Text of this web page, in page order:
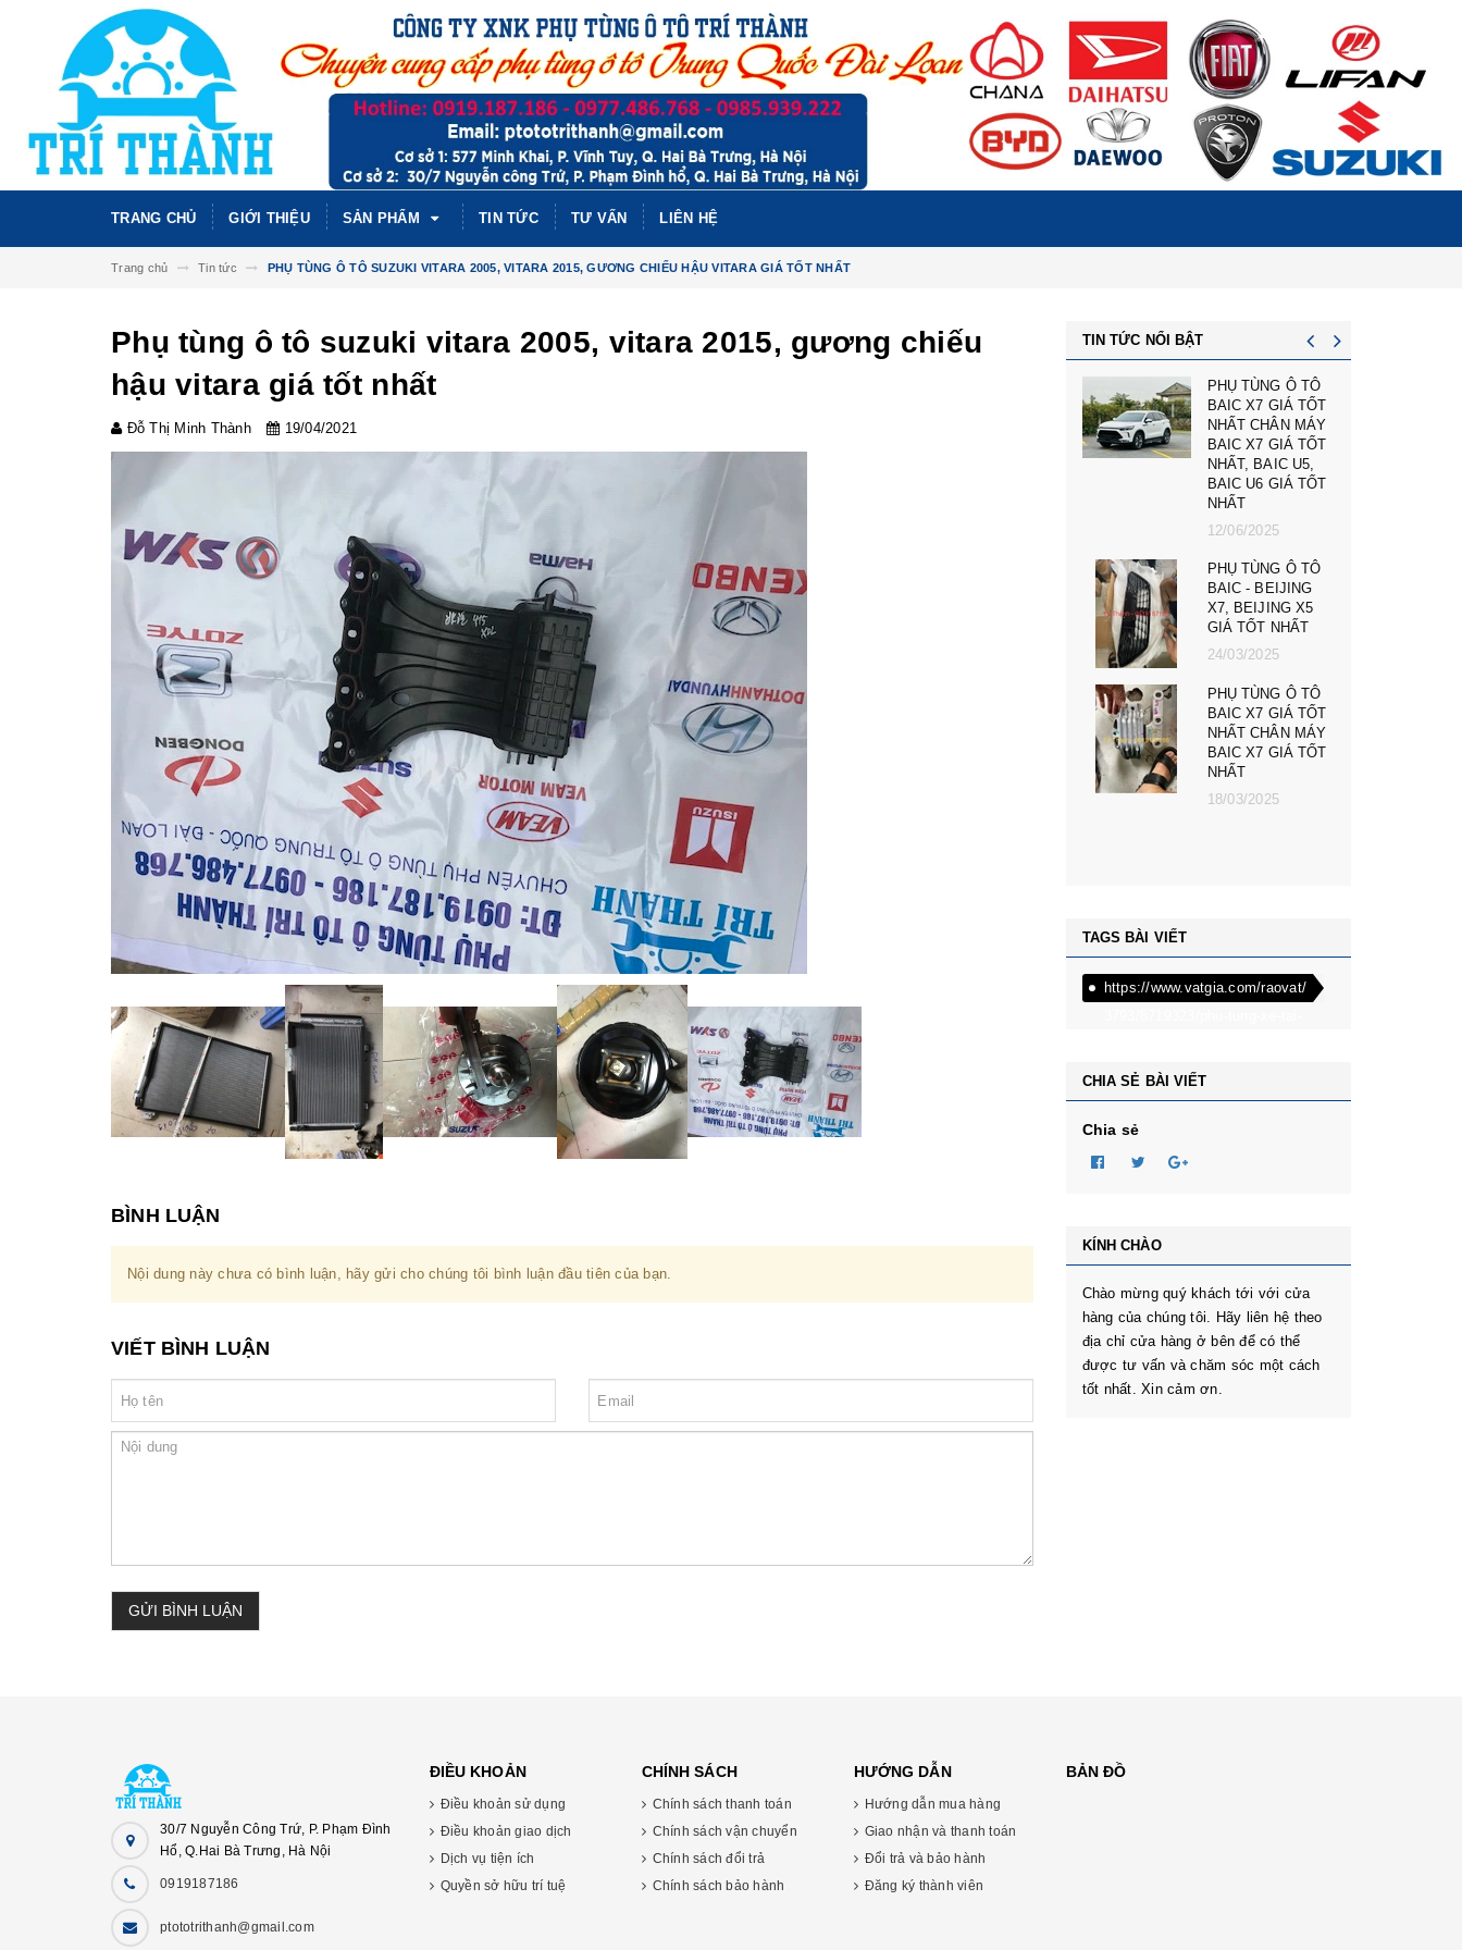
TRANG CHỦ GIỚI THIỆU SẢN PHẨM TIN TỨC TƯ VẤN LIÊN HỆ
Trang chủ Tin tức PHỤ TÙNG Ô TÔ SUZUKI VITARA 2005, VITARA 2015, GƯƠNG CHIẾU HẬU VITARA GIÁ TỐT NHẤT
Phụ tùng ô tô suzuki vitara 2005, vitara 2015, gương chiếu
hậu vitara giá tốt nhất
Đỗ Thị Minh Thành 19/04/2021
BÌNH LUẬN
Nội dung này chưa có bình luận, hãy gửi cho chúng tôi bình luận đầu tiên của bạn.
VIẾT BÌNH LUẬN
GỬI BÌNH LUẬN
TIN TỨC NỔI BẬT
PHỤ TÙNG Ô TÔ
BAIC X7 GIÁ TỐT
NHẤT CHÂN MÁY
BAIC X7 GIÁ TỐT
NHẤT, BAIC U5,
BAIC U6 GIÁ TỐT
NHẤT
12/06/2025
PHỤ TÙNG Ô TÔ
BAIC - BEIJING
X7, BEIJING X5
GIÁ TỐT NHẤT
24/03/2025
PHỤ TÙNG Ô TÔ
BAIC X7 GIÁ TỐT
NHẤT CHÂN MÁY
BAIC X7 GIÁ TỐT
NHẤT
18/03/2025
TAGS BÀI VIẾT
https://www.vatgia.com/raovat/
dongben-870kg-dongben-
650kg-dongben-x30.html
CHIA SẺ BÀI VIẾT
Chia sẻ
KÍNH CHÀO
Chào mừng quý khách tới với cửa
hàng của chúng tôi. Hãy liên hệ theo
địa chỉ cửa hàng ở bên để có thể
được tư vấn và chăm sóc một cách
tốt nhất. Xin cảm ơn.
30/7 Nguyễn Công Trứ, P. Phạm Đình
Hổ, Q.Hai Bà Trưng, Hà Nội
0919187186
ptototrithanh@gmail.com
ĐIỀU KHOẢN
Điều khoản sử dụng
Điều khoản giao dịch
Dịch vụ tiện ích
Quyền sở hữu trí tuệ
CHÍNH SÁCH
Chính sách thanh toán
Chính sách vận chuyển
Chính sách đổi trả
Chính sách bảo hành
HƯỚNG DẪN
Hướng dẫn mua hàng
Giao nhận và thanh toán
Đổi trả và bảo hành
Đăng ký thành viên
BẢN ĐỒ